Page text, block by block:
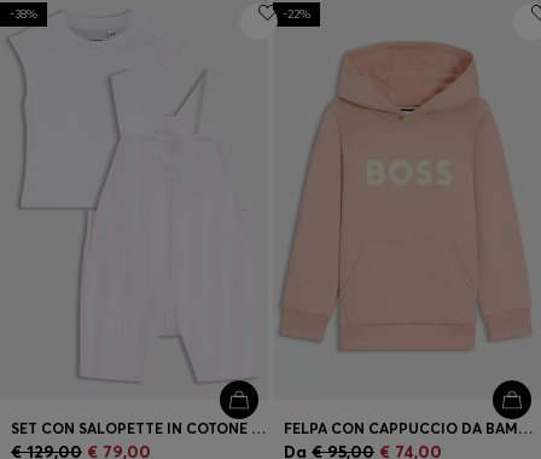
-38%
SET CON SALOPETTE IN COTONE E T-SHIRT PER NEONATI IN CONFEZIONE REGALO
€ 129,00 € 79,00
-22%
FELPA CON CAPPUCCIO DA BAMBINI IN PILE DI MISTO COTONE CON LOGO STAMPATO
Da € 95,00 € 74,00